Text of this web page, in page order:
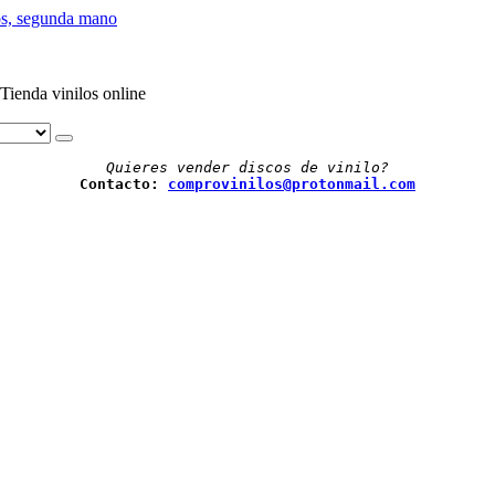
vinilos online
Quieres vender discos de vinilo?
Contacto: comprovinilos@protonmail.com